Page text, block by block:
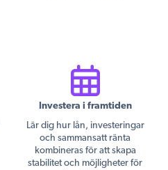
Investera i framtiden
Lär dig hur lån, investeringar
och sammansatt ränta
kombineras för att skapa
stabilitet och möjligheter för